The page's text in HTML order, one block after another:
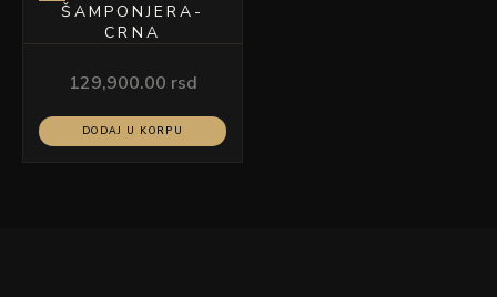
ŠAMPONJERA-
CRNA
129,900.00 rsd
DODAJ U KORPU